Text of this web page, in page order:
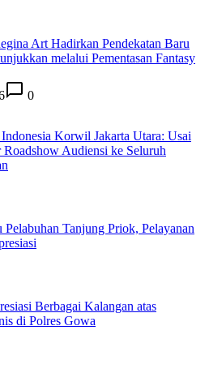
Art Hadirkan Pendekatan Baru
melalui Pementasan Fantasy
0
Korwil Jakarta Utara: Usai
Audiensi ke Seluruh
Tanjung Priok, Pelayanan
Berbagai Kalangan atas
di Polres Gowa